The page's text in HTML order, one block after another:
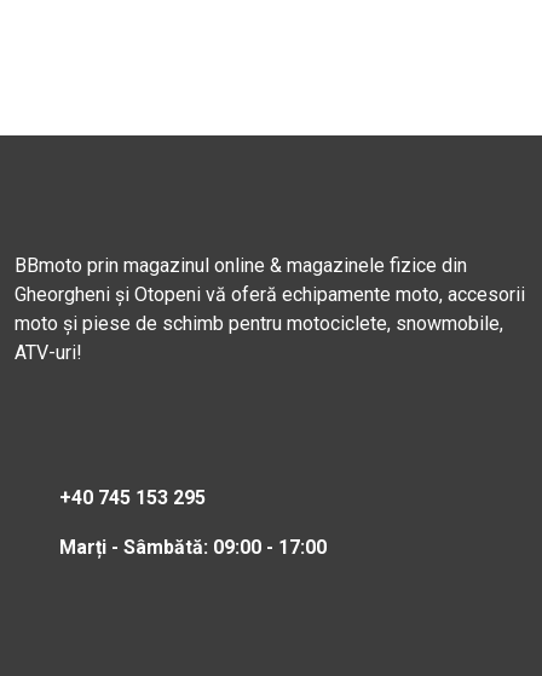
BBmoto prin magazinul online & magazinele fizice din
Gheorgheni și Otopeni vă oferă echipamente moto, accesorii
moto și piese de schimb pentru motociclete, snowmobile,
ATV-uri!
+40 745 153 295
Marți - Sâmbătă: 09:00 - 17:00